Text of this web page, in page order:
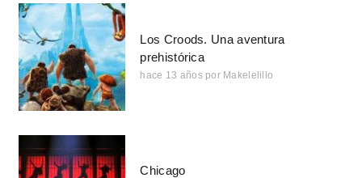
Los Croods. Una aventura
prehistórica
hace 13 años por Makelelillo
Chicago